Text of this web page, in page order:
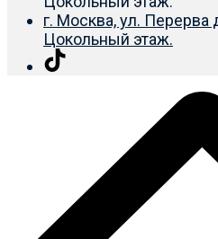
г. Москва, ул.
Цокольный этаж.